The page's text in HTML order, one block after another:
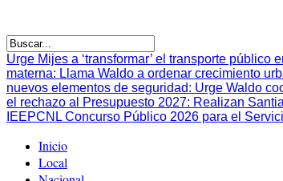
Urge Mijes a ‘transformar’ el transporte público
materna: Llama Waldo a ordenar crecimiento
nuevos elementos de seguridad: Urge Waldo
el rechazo al Presupuesto 2027: Realizan
IEEPCNL Concurso Público 2026 para el
Inicio
Local